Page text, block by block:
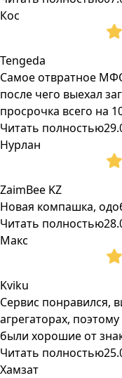
Кос
Tengeda
Самое отвратное
после чего выехал
просрочка всего на
Читать полностью
Нурлан
ZaimBee KZ
Новая компашка,
Читать полностью
Макс
Kviku
Сервис понравился,
агрегаторах,
были хорошие от
Читать полностью
Хамзат